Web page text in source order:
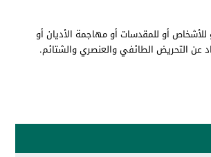
للأشخاص أو للمقدسات أو مهاجمة الأديان أو
عن التحريض الطائفي والعنصري والشتائم.